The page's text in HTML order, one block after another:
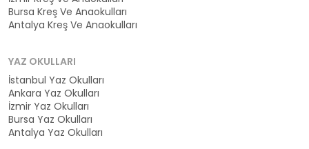
Bursa Kreş Ve Anaokulları
Antalya Kreş Ve Anaokulları
YAZ OKULLARI
İstanbul Yaz Okulları
Ankara Yaz Okulları
İzmir Yaz Okulları
Bursa Yaz Okulları
Antalya Yaz Okulları